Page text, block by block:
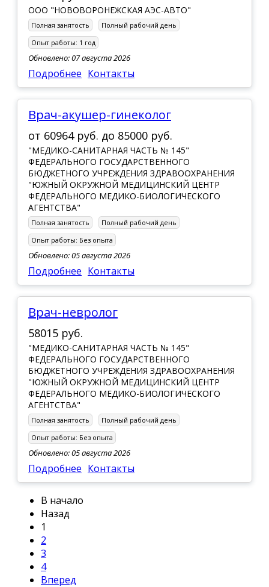
ООО "НОВОВОРОНЕЖСКАЯ АЭС-АВТО"
Полная занятость
Полный рабочий день
Опыт работы: 1 год
Обновлено: 07 августа 2026
Подробнее Контакты
врач-акушер-гинеколог
от 60964 руб. до 85000 руб.
"МЕДИКО-САНИТАРНАЯ ЧАСТЬ № 145"
ФЕДЕРАЛЬНОГО ГОСУДАРСТВЕННОГО
БЮДЖЕТНОГО УЧРЕЖДЕНИЯ ЗДРАВООХРАНЕНИЯ
"ЮЖНЫЙ ОКРУЖНОЙ МЕДИЦИНСКИЙ ЦЕНТР
ФЕДЕРАЛЬНОГО МЕДИКО-БИОЛОГИЧЕСКОГО
АГЕНТСТВА"
Полная занятость
Полный рабочий день
Опыт работы: Без опыта
Обновлено: 05 августа 2026
Подробнее Контакты
Врач-невролог
58015 руб.
"МЕДИКО-САНИТАРНАЯ ЧАСТЬ № 145"
ФЕДЕРАЛЬНОГО ГОСУДАРСТВЕННОГО
БЮДЖЕТНОГО УЧРЕЖДЕНИЯ ЗДРАВООХРАНЕНИЯ
"ЮЖНЫЙ ОКРУЖНОЙ МЕДИЦИНСКИЙ ЦЕНТР
ФЕДЕРАЛЬНОГО МЕДИКО-БИОЛОГИЧЕСКОГО
АГЕНТСТВА"
Полная занятость
Полный рабочий день
Опыт работы: Без опыта
Обновлено: 05 августа 2026
Подробнее Контакты
В начало
Назад
1
2
3
4
Вперед